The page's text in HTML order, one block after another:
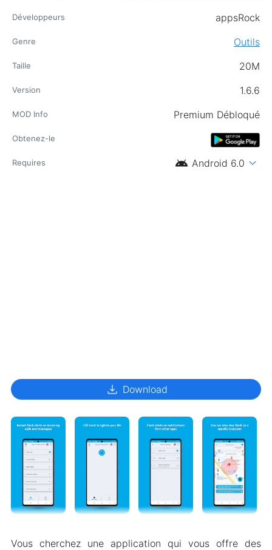
Développeurs appsRock
Genre Outils
Taille 20M
Version 1.6.6
MOD Info Premium Débloqué
Obtenez-le
Requires android Android 6.0 expand_more
download Download
Vous cherchez une application qui vous offre des